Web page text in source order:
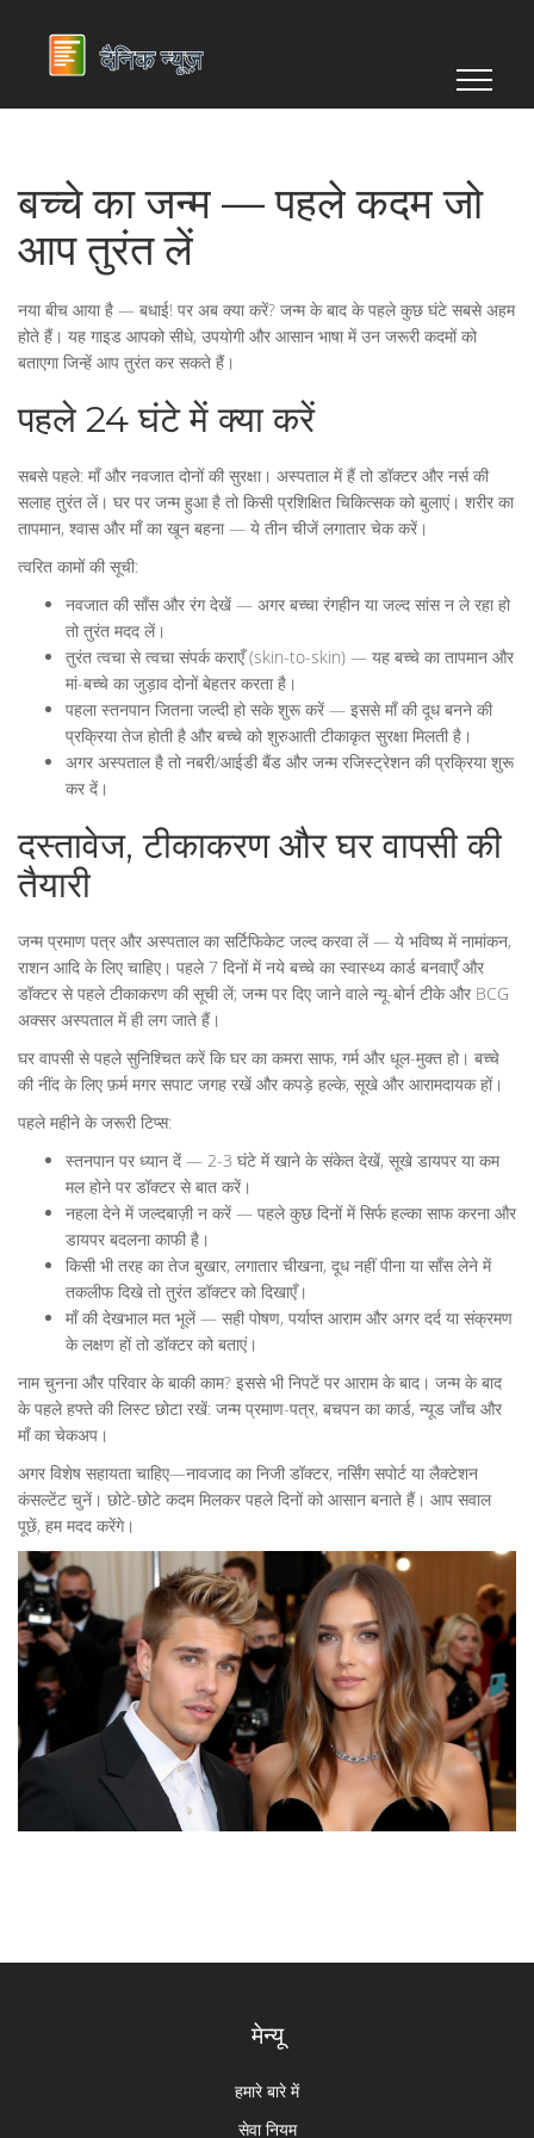
बच्चे का जन्म — पहले कदम जो
आप तुरंत लें
नया बीच आया है — बधाई! पर अब क्या करें? जन्म के बाद के पहले कुछ घंटे सबसे अहम
होते हैं। यह गाइड आपको सीधे, उपयोगी और आसान भाषा में उन जरूरी कदमों को
बताएगा जिन्हें आप तुरंत कर सकते हैं।
पहले 24 घंटे में क्या करें
सबसे पहले: माँ और नवजात दोनों की सुरक्षा। अस्पताल में हैं तो डॉक्टर और नर्स की
सलाह तुरंत लें। घर पर जन्म हुआ है तो किसी प्रशिक्षित चिकित्सक को बुलाएं। शरीर का
तापमान, श्वास और माँ का खून बहना — ये तीन चीजें लगातार चेक करें।
त्वरित कामों की सूची:
नवजात की साँस और रंग देखें — अगर बच्चा रंगहीन या जल्द सांस न ले रहा हो
तो तुरंत मदद लें।
तुरंत त्वचा से त्वचा संपर्क कराएँ (skin-to-skin) — यह बच्चे का तापमान और
मां-बच्चे का जुड़ाव दोनों बेहतर करता है।
पहला स्तनपान जितना जल्दी हो सके शुरू करें — इससे माँ की दूध बनने की
प्रक्रिया तेज होती है और बच्चे को शुरुआती टीकाकृत सुरक्षा मिलती है।
अगर अस्पताल है तो नबरी/आईडी बैंड और जन्म रजिस्ट्रेशन की प्रक्रिया शुरू
कर दें।
दस्तावेज, टीकाकरण और घर वापसी की
तैयारी
जन्म प्रमाण पत्र और अस्पताल का सर्टिफिकेट जल्द करवा लें — ये भविष्य में नामांकन,
राशन आदि के लिए चाहिए। पहले 7 दिनों में नये बच्चे का स्वास्थ्य कार्ड बनवाएँ और
डॉक्टर से पहले टीकाकरण की सूची लें; जन्म पर दिए जाने वाले न्यू-बोर्न टीके और BCG
अक्सर अस्पताल में ही लग जाते हैं।
घर वापसी से पहले सुनिश्चित करें कि घर का कमरा साफ, गर्म और धूल-मुक्त हो। बच्चे
की नींद के लिए फ़र्म मगर सपाट जगह रखें और कपड़े हल्के, सूखे और आरामदायक हों।
पहले महीने के जरूरी टिप्स:
स्तनपान पर ध्यान दें — 2-3 घंटे में खाने के संकेत देखें, सूखे डायपर या कम
मल होने पर डॉक्टर से बात करें।
नहला देने में जल्दबाज़ी न करें — पहले कुछ दिनों में सिर्फ हल्का साफ करना और
डायपर बदलना काफी है।
किसी भी तरह का तेज बुखार, लगातार चीखना, दूध नहीं पीना या साँस लेने में
तकलीफ दिखे तो तुरंत डॉक्टर को दिखाएँ।
माँ की देखभाल मत भूलें — सही पोषण, पर्याप्त आराम और अगर दर्द या संक्रमण
के लक्षण हों तो डॉक्टर को बताएं।
नाम चुनना और परिवार के बाकी काम? इससे भी निपटें पर आराम के बाद। जन्म के बाद
के पहले हफ्ते की लिस्ट छोटा रखें: जन्म प्रमाण-पत्र, बचपन का कार्ड, न्यूड जाँच और
माँ का चेकअप।
अगर विशेष सहायता चाहिए—नावजाद का निजी डॉक्टर, नर्सिंग सपोर्ट या लैक्टेशन
कंसल्टेंट चुनें। छोटे-छोटे कदम मिलकर पहले दिनों को आसान बनाते हैं। आप सवाल
पूछें, हम मदद करेंगे।
मेन्यू
हमारे बारे में
सेवा नियम